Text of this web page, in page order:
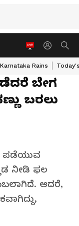
Karnataka Rains
ಬೇಗ
ಬರಲು
ಪಡೆಯುವ
ನೀಡಿ ಫಲ
ಆದರೆ,